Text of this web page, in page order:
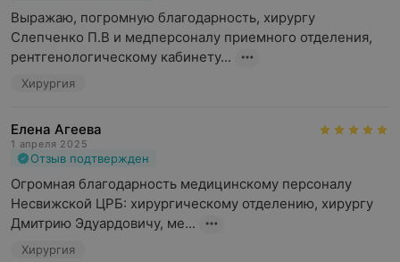
Выражаю, погромную благодарность, хирургу
Слепченко П.В и медперсоналу приемного отделения,
рентгенологическому кабинету...
Хирургия
Елена Агеева
1 апреля 2025
Отзыв подтвержден
Огромная благодарность медицинскому персоналу
Несвижской ЦРБ: хирургическому отделению, хирургу
Дмитрию Эдуардовичу, ме...
Хирургия